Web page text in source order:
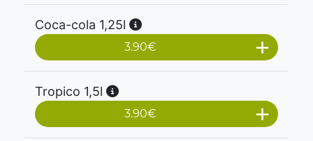
Coca-cola 1,25l
3.90€
Tropico 1,5l
3.90€